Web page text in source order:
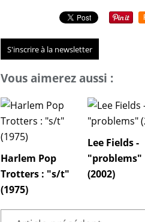
S'inscrire à la newsletter
Vous aimerez aussi :
Harlem Pop
Trotters : "s/t"
(1975)
Lee Fields -
"problems"
(2002)